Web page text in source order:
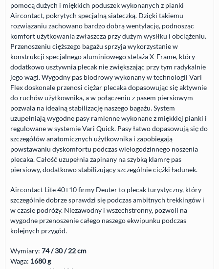
pomocą dużych i miękkich poduszek wykonanych z pianki
Aircontact, pokrytych specjalną siateczką. Dzięki takiemu
rozwiązaniu zachowano bardzo dobrą wentylację, podnosząc
komfort użytkowania zwłaszcza przy dużym wysiłku i obciążeniu.
Przenoszeniu cięższego bagażu sprzyja wykorzystanie w
konstrukcji specjalnego aluminiowego stelaża X-Frame, który
dodatkowo usztywnia plecak nie zwiększając przy tym radykalnie
jego wagi. Wygodny pas biodrowy wykonany w technologii Vari
Flex doskonale przenosi ciężar plecaka dopasowując się aktywnie
do ruchów użytkownika, a w połączeniu z pasem piersiowym
pozwala na idealną stabilizację naszego bagażu. System
uzupełniają wygodne pasy ramienne wykonane z miękkiej pianki i
regulowane w systemie Vari Quick. Pasy łatwo dopasowują się do
szczegółów anatomicznych użytkownika i zapobiegają
powstawaniu dyskomfortu podczas wielogodzinnego noszenia
plecaka. Całość uzupełnia zapinany na szybką klamrę pas
piersiowy, dodatkowo stabilizujący szczególnie ciężki ładunek.
Aircontact Lite 40+10 firmy Deuter to plecak turystyczny, który
szczególnie dobrze sprawdzi się podczas ambitnych trekkingów i
w czasie podróży. Niezawodny i wszechstronny, pozwoli na
wygodne przenoszenie całego naszego ekwipunku podczas
kolejnych przygód.
Wymiary: 74 / 30 / 22 cm
Waga: 1680 g